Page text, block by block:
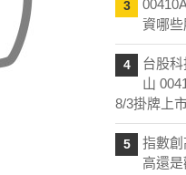
3
資哪
4
台股
山
8/3掛牌上
5
指數
高還